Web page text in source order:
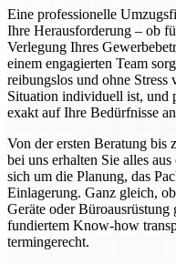
Eine professionelle
Ihre Herausforderung – ob
Verlegung Ihres
einem engagierten Team
reibungslos und ohne Stress
Situation individuell ist, und
exakt auf Ihre Bedürfnisse
Von der ersten Beratung bis
bei uns erhalten Sie alles
sich um die Planung, das
Einlagerung. Ganz gleich,
Geräte oder
fundiertem Know-how
termingerecht.